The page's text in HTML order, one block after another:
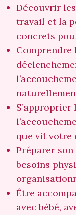
Découvrir
travail et la
concrets
Comprendre
que vit votre
Préparer
besoins
Être
avec bébé,